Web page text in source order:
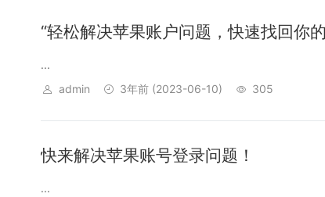
“轻松解决苹果账户问题，快速找回你
...
admin
3年前 (2023-06-10) 305
快来解决苹果账号登录问题！
...